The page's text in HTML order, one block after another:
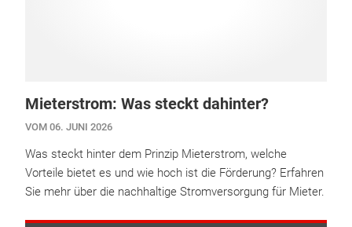
Mieterstrom: Was steckt dahinter?
VOM 06. JUNI 2026
Was steckt hinter dem Prinzip Mieterstrom, welche
Vorteile bietet es und wie hoch ist die Förderung? Erfahren
Sie mehr über die nachhaltige Stromversorgung für Mieter.